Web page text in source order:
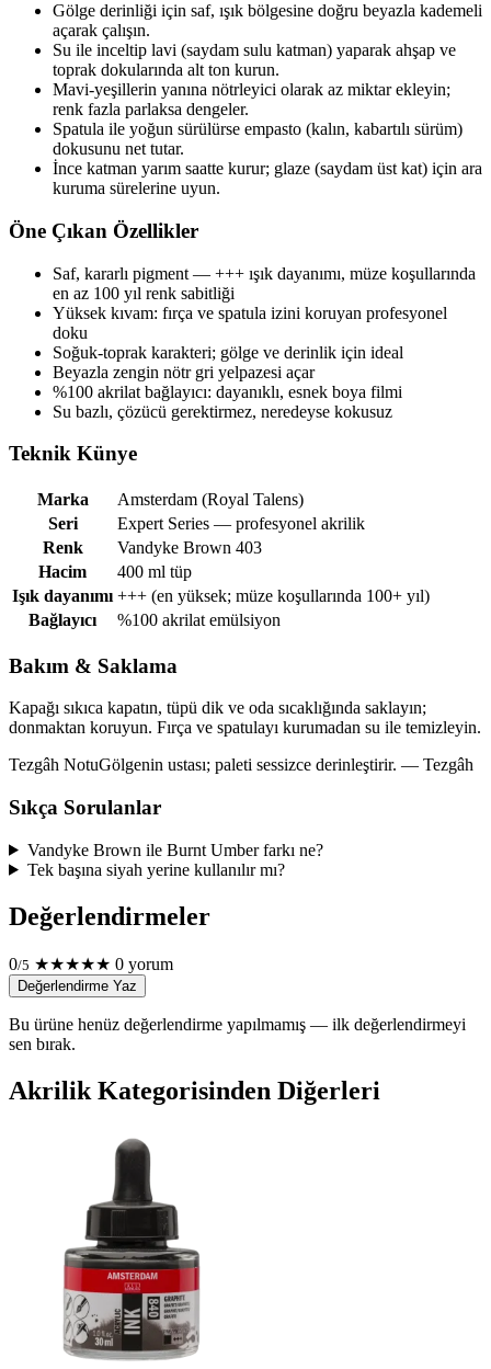
Gölge derinliği için saf, ışık bölgesine doğru beyazla kademeli
açarak çalışın.
Su ile inceltip lavi (saydam sulu katman) yaparak ahşap ve
toprak dokularında alt ton kurun.
Mavi-yeşillerin yanına nötrleyici olarak az miktar ekleyin;
renk fazla parlaksa dengeler.
Spatula ile yoğun sürülürse empasto (kalın, kabartılı sürüm)
dokusunu net tutar.
İnce katman yarım saatte kurur; glaze (saydam üst kat) için ara
kuruma sürelerine uyun.
Öne Çıkan Özellikler
Saf, kararlı pigment — +++ ışık dayanımı, müze koşullarında
en az 100 yıl renk sabitliği
Yüksek kıvam: fırça ve spatula izini koruyan profesyonel
doku
Soğuk-toprak karakteri; gölge ve derinlik için ideal
Beyazla zengin nötr gri yelpazesi açar
%100 akrilat bağlayıcı: dayanıklı, esnek boya filmi
Su bazlı, çözücü gerektirmez, neredeyse kokusuz
Teknik Künye
Marka
Amsterdam (Royal Talens)
Seri
Expert Series — profesyonel akrilik
Renk
Vandyke Brown 403
Hacim
400 ml tüp
Işık dayanımı +++ (en yüksek; müze koşullarında 100+ yıl)
Bağlayıcı
%100 akrilat emülsiyon
Bakım & Saklama
Kapağı sıkıca kapatın, tüpü dik ve oda sıcaklığında saklayın;
donmaktan koruyun. Fırça ve spatulayı kurumadan su ile temizleyin.
Tezgâh NotuGölgenin ustası; paleti sessizce derinleştirir. — Tezgâh
Sıkça Sorulanlar
Vandyke Brown ile Burnt Umber farkı ne?
Tek başına siyah yerine kullanılır mı?
Değerlendirmeler
0/5 ★★★★★ 0 yorum
Değerlendirme Yaz
Bu ürüne henüz değerlendirme yapılmamış — ilk değerlendirmeyi
sen bırak.
Akrilik Kategorisinden Diğerleri